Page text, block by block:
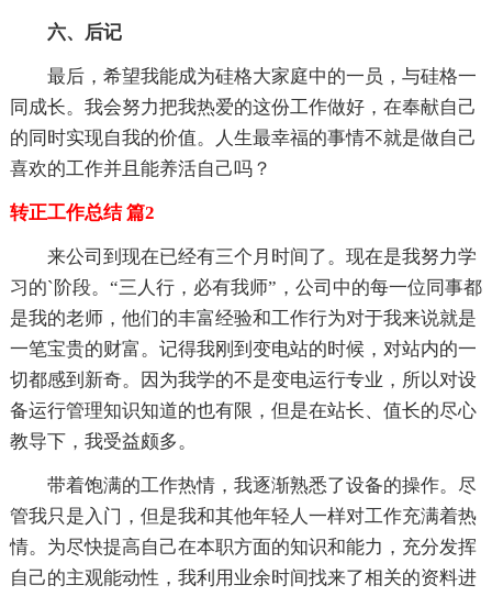
六、后记
最后，希望我能成为硅格大家庭中的一员，与硅格一
同成长。我会努力把我热爱的这份工作做好，在奉献自己
的同时实现自我的价值。人生最幸福的事情不就是做自己
喜欢的工作并且能养活自己吗？
转正工作总结 篇2
来公司到现在已经有三个月时间了。现在是我努力学
习的`阶段。“三人行，必有我师”，公司中的每一位同事都
是我的老师，他们的丰富经验和工作行为对于我来说就是
一笔宝贵的财富。记得我刚到变电站的时候，对站内的一
切都感到新奇。因为我学的不是变电运行专业，所以对设
备运行管理知识知道的也有限，但是在站长、值长的尽心
教导下，我受益颇多。
带着饱满的工作热情，我逐渐熟悉了设备的操作。尽
管我只是入门，但是我和其他年轻人一样对工作充满着热
情。为尽快提高自己在本职方面的知识和能力，充分发挥
自己的主观能动性，我利用业余时间找来了相关的资料进